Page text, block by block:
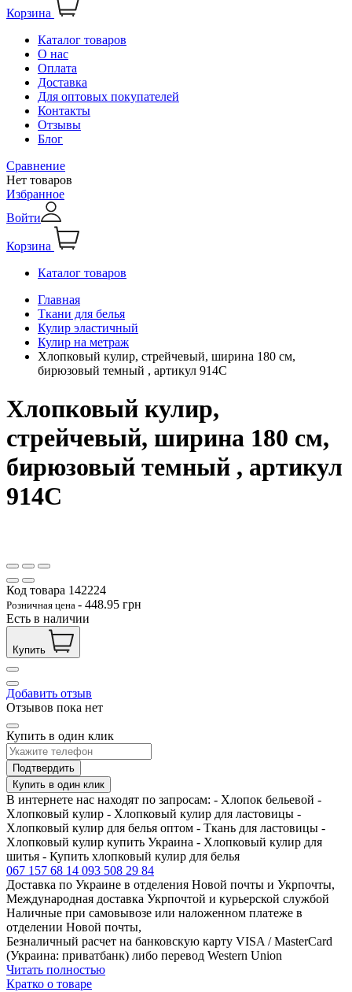
Корзина
Каталог товаров
О нас
Оплата
Доставка
Для оптовых покупателей
Контакты
Отзывы
Блог
Сравнение
Нет товаров
Избранное
Войти
Корзина
Каталог товаров
Главная
Ткани для белья
Кулир эластичный
Кулир на метраж
Хлопковый кулир, стрейчевый, ширина 180 см,
бирюзовый темный , артикул 914С
Хлопковый кулир,
стрейчевый, ширина 180 см,
бирюзовый темный , артикул
914С
Код товара 142224
Розничная цена - 448.95 грн
Есть в наличии
Купить
Добавить отзыв
Отзывов пока нет
Купить в один клик
Подтвердить
Купить в один клик
В интернете нас находят по запросам: - Хлопок бельевой -
Хлопковый кулир - Хлопковый кулир для ластовицы -
Хлопковый кулир для белья оптом - Ткань для ластовицы -
Хлопковый кулир купить Украина - Хлопковый кулир для
шитья - Купить хлопковый кулир для белья
067 157 68 14 093 508 29 84
Доставка по Украине в отделения Новой почты и Укрпочты,
Международная доставка Укрпочтой и курьерской службой
Наличные при самовывозе или наложенном платеже в
отделении Новой почты,
Безналичный расчет на банковскую карту VISA / MasterCard
(Украина: приватбанк) либо перевод Western Union
Читать полностью
Кратко о товаре